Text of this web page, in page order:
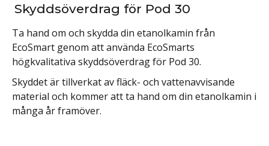
Skyddsöverdrag för Pod 30
Ta hand om och skydda din etanolkamin från
EcoSmart genom att använda EcoSmarts
högkvalitativa skyddsöverdrag för Pod 30.
Skyddet är tillverkat av fläck- och vattenavvisande
material och kommer att ta hand om din etanolkamin i
många år framöver.